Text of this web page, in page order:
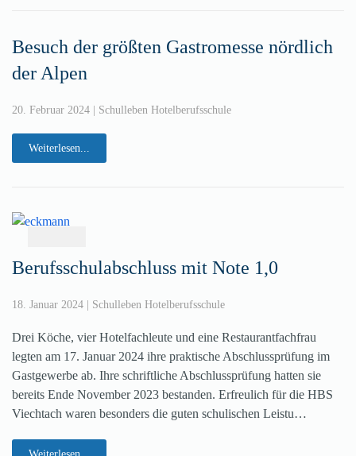
Besuch der größten Gastromesse nördlich
der Alpen
20. Februar 2024 Schulleben Hotelberufsschule
Weiterlesen...
Berufsschulabschluss mit Note 1,0
18. Januar 2024 | Schulleben Hotelberufsschule
Drei Köche, vier Hotelfachleute und eine Restaurantfachfrau
legten am 17. Januar 2024 ihre praktische Abschlussprüfung im
Gastgewerbe ab. Ihre schriftliche Abschlussprüfung hatten sie
bereits Ende November 2023 bestanden. Erfreulich für die HBS
Viechtach waren besonders die guten schulischen Leistu…